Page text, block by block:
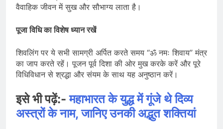
वैवाहिक जीवन में सुख और सौभाग्य लाता है।
पूजा विधि का विशेष ध्यान रखें
शिवलिंग पर ये सभी सामग्री अर्पित करते समय “ॐ नमः शिवाय” मंत्र
का जाप करते रहें। पूजन पूर्व दिशा की ओर मुख करके करें और पूरे
विधिविधान से श्रद्धा और संयम के साथ यह अनुष्ठान करें।
इसे भी पढ़ें:-महाभारत के युद्ध में गूंजे थे दिव्य
अस्त्रों के नाम, जानिए उनकी अद्भुत शक्तियां